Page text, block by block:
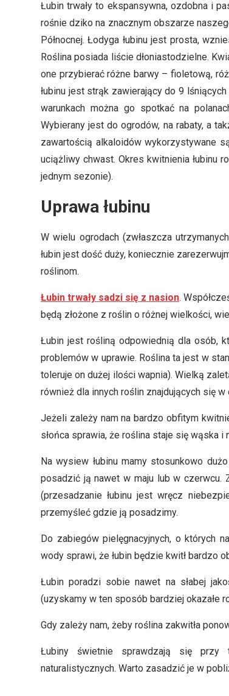
Łubin trwały to ekspansywna, ozdobna i
rośnie dziko na znacznym obszarze
Północnej. Łodyga łubinu jest prosta,
Roślina posiada liście dłoniastodzielne.
one przybierać różne barwy – fioletową,
łubinu jest strąk zawierający do 9
warunkach można go spotkać na
Wybierany jest do ogrodów, na rabaty, a
zawartością alkaloidów wykorzystywane
uciążliwy chwast. Okres kwitnienia łubinu
jednym sezonie).
Uprawa łubinu
W wielu ogrodach (zwłaszcza
łubin jest dość duży, koniecznie
roślinom.
Łubin trwały sadzi się z nasion.
będą złożone z roślin o różnej wielkości,
Łubin jest rośliną odpowiednią dla osób,
problemów w uprawie. Roślina ta jest w
toleruje on dużej ilości wapnia). Wielką
również dla innych roślin znajdujących się w
Jeżeli zależy nam na bardzo obfitym
słońca sprawia, że roślina staje się wąska i
Na wysiew łubinu mamy stosunkowo
posadzić ją nawet w maju lub w czerwcu.
(przesadzanie łubinu jest wręcz
przemyśleć gdzie ją posadzimy.
Do zabiegów pielęgnacyjnych, o których
wody sprawi, że łubin będzie kwitł bardzo
Łubin poradzi sobie nawet na słabej
(uzyskamy w ten sposób bardziej okazałe
Gdy zależy nam, żeby roślina zakwitła
Łubiny świetnie sprawdzają się przy
naturalistycznych. Warto zasadzić je w